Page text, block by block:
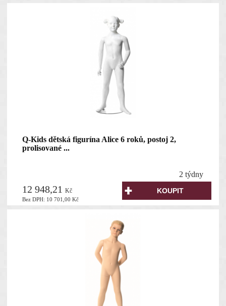
Q-Kids dětská figurína Alice 6 roků, postoj 2,
prolisované ...
2 týdny
Bez DPH: 10 701,00Kč
12 948,21Kč